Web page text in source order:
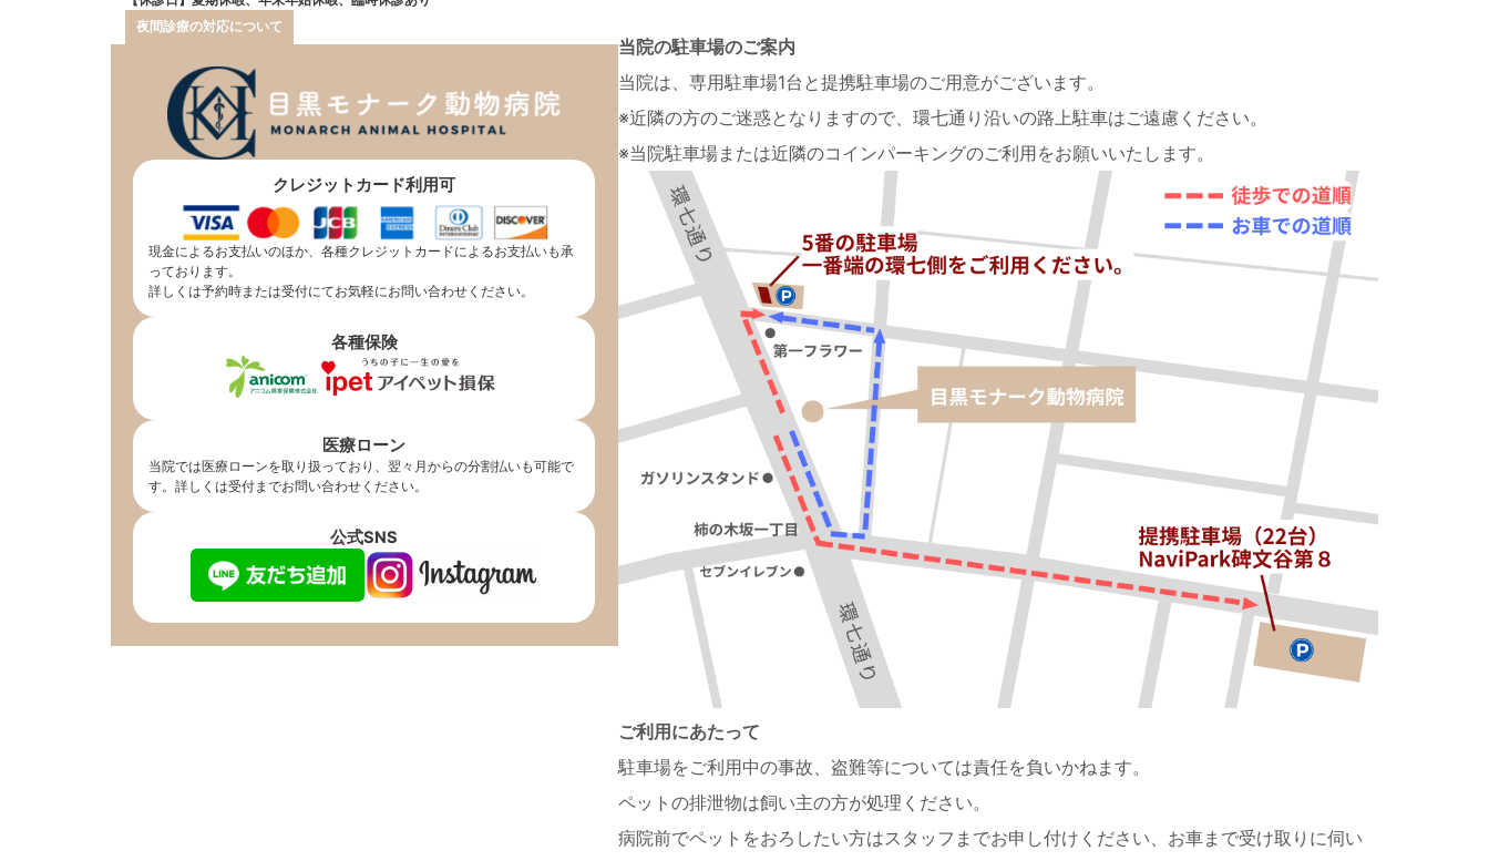
夜間診療の対応について
クレジットカード利用可
現金によるお支払いのほか、各種クレジットカードによるお支払いも承
っております。
詳しくは予約時または受付にてお気軽にお問い合わせください。
各種保険
医療ローン
当院では医療ローンを取り扱っており、翌々月からの分割払いも可能で
す。詳しくは受付までお問い合わせください。
公式SNS
当院の駐車場のご案内
当院は、専用駐車場1台と提携駐車場のご用意がございます。
※近隣の方のご迷惑となりますので、環七通り沿いの路上駐車はご遠慮ください。
※当院駐車場または近隣のコインパーキングのご利用をお願いいたします。
ご利用にあたって
駐車場をご利用中の事故、盗難等については責任を負いかねます。
ペットの排泄物は飼い主の方が処理ください。
病院前でペットをおろしたい方はスタッフまでお申し付けください、お車まで受け取りに伺い